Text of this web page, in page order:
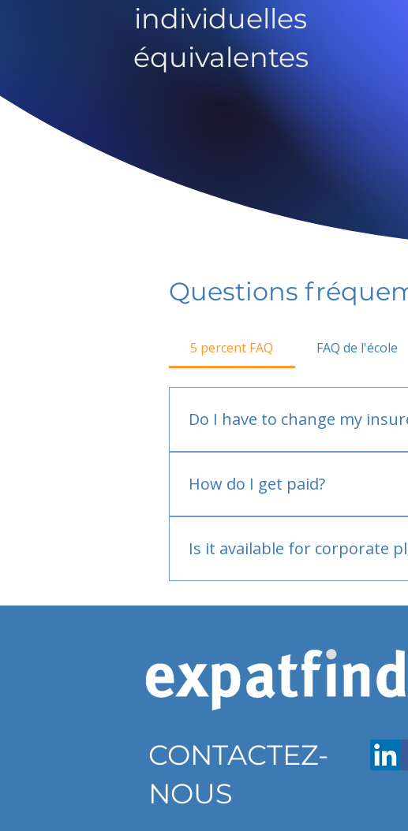
individuelles
équivalentes
Questions
5 percent FAQ FAQ de l'école
Do I have to change my
How do I get paid?
Is it available for corporate
CONTACTEZ-
NOUS